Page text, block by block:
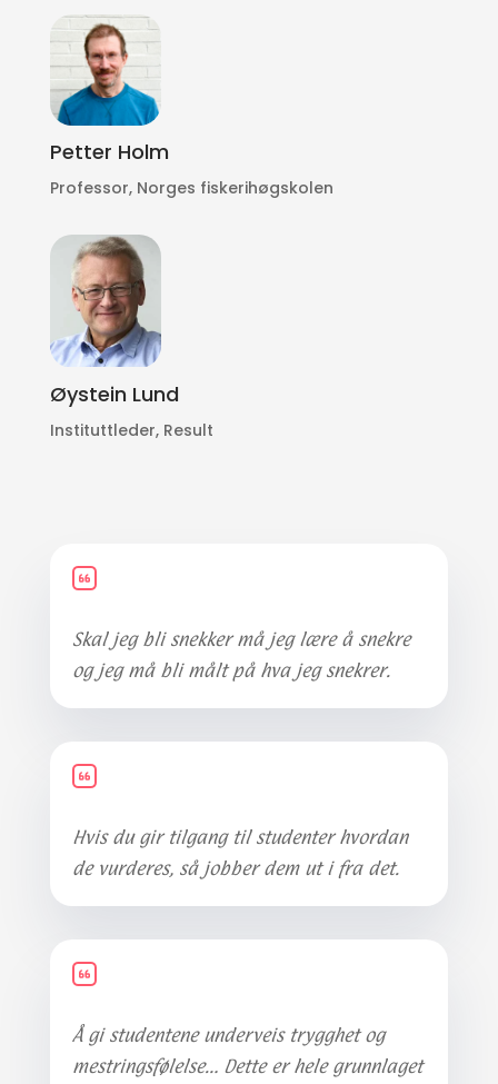
Petter Holm
Professor, Norges fiskerihøgskolen
Øystein Lund
Instituttleder, Result
Skal jeg bli snekker må jeg lære å snekre
og jeg må bli målt på hva jeg snekrer.
Hvis du gir tilgang til studenter hvordan
de vurderes, så jobber dem ut i fra det.
Å gi studentene underveis trygghet og
mestringsfølelse… Dette er hele grunnlaget